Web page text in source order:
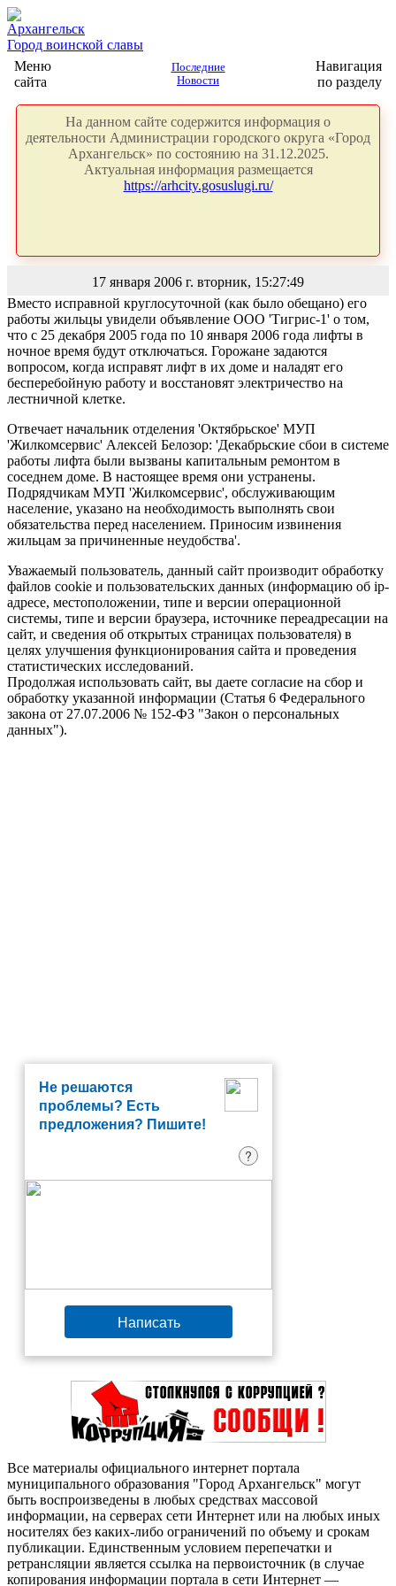
Архангельск
Город воинской славы
Меню
сайта
Последние
Новости
Навигация
по разделу
На данном сайте содержится информация о
деятельности Администрации городского округа «Город
Архангельск» по состоянию на 31.12.2025.
Актуальная информация размещается
https://arhcity.gosuslugi.ru/
17 января 2006 г. вторник, 15:27:49
Вместо исправной круглосуточной (как было обещано) его
работы жильцы увидели объявление ООО 'Тигрис-1' о том,
что с 25 декабря 2005 года по 10 января 2006 года лифты в
ночное время будут отключаться. Горожане задаются
вопросом, когда исправят лифт в их доме и наладят его
бесперебойную работу и восстановят электричество на
лестничной клетке.
Отвечает начальник отделения 'Октябрьское' МУП
'Жилкомсервис' Алексей Белозор: 'Декабрьские сбои в системе
работы лифта были вызваны капитальным ремонтом в
соседнем доме. В настоящее время они устранены.
Подрядчикам МУП 'Жилкомсервис', обслуживающим
население, указано на необходимость выполнять свои
обязательства перед населением. Приносим извинения
жильцам за причиненные неудобства'.
Уважаемый пользователь, данный сайт производит обработку
файлов cookie и пользовательских данных (информацию об ip-
адресе, местоположении, типе и версии операционной
системы, типе и версии браузера, источнике переадресации на
сайт, и сведения об открытых страницах пользователя) в
целях улучшения функционирования сайта и проведения
статистических исследований.
Продолжая использовать сайт, вы даете согласие на сбор и
обработку указанной информации (Статья 6 Федерального
закона от 27.07.2006 № 152-ФЗ "Закон о персональных
данных").
Не решаются
проблемы? Есть
предложения? Пишите!
?
Написать
Все материалы официального интернет портала
муниципального образования "Город Архангельск" могут
быть воспроизведены в любых средствах массовой
информации, на серверах сети Интернет или на любых иных
носителях без каких-либо ограничений по объему и срокам
публикации. Единственным условием перепечатки и
ретрансляции является ссылка на первоисточник (в случае
копирования информации портала в сети Интернет —